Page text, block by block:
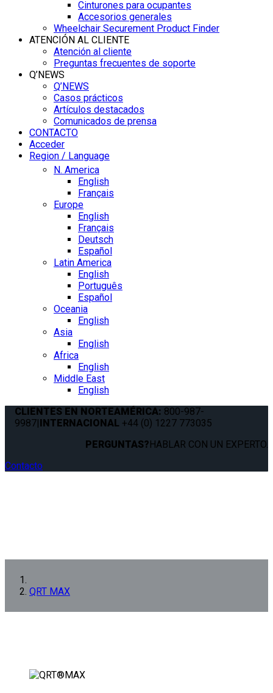
Cinturones para ocupantes
Accesorios generales
Wheelchair Securement Product Finder
ATENCIÓN AL CLIENTE
Atención al cliente
Preguntas frecuentes de soporte
Q’NEWS
Q’NEWS
Casos prácticos
Artículos destacados
Comunicados de prensa
CONTACTO
Acceder
Region / Language
N. America
English
Français
Europe
English
Français
Deutsch
Español
Latin America
English
Português
Español
Oceania
English
Asia
English
Africa
English
Middle East
English
CLIENTES EN NORTEAMÉRICA: 800-987-
9987|INTERNACIONAL +44 (0) 1227 773035
PERGUNTAS?HABLAR CON UN EXPERTO.
Contacto
QRT MAX